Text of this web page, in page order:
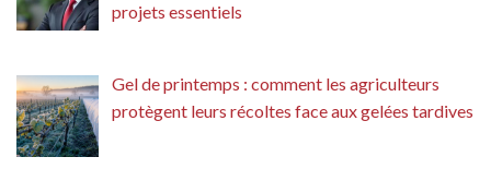
projets essentiels
Gel de printemps : comment les agriculteurs
protègent leurs récoltes face aux gelées tardives